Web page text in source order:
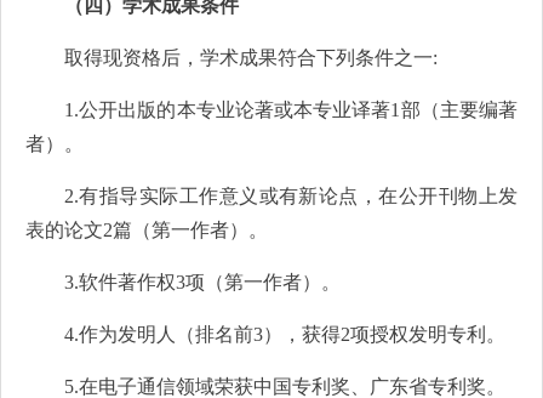
（四）学术成果条件
取得现资格后，学术成果符合下列条件之一:
1.公开出版的本专业论著或本专业译著1部（主要编著
者）。
2.有指导实际工作意义或有新论点，在公开刊物上发
表的论文2篇（第一作者）。
3.软件著作权3项（第一作者）。
4.作为发明人（排名前3），获得2项授权发明专利。
5.在电子通信领域荣获中国专利奖、广东省专利奖。